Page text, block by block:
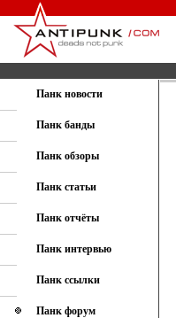
Панк новости
Панк банды
Панк обзоры
Панк статьи
Панк отчёты
Панк интервью
Панк ссылки
Панк форум